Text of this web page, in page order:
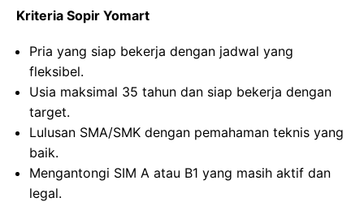
Kriteria Sopir Yomart
Pria yang siap bekerja dengan jadwal yang
fleksibel.
Usia maksimal 35 tahun dan siap bekerja dengan
target.
Lulusan SMA/SMK dengan pemahaman teknis yang
baik.
Mengantongi SIM A atau B1 yang masih aktif dan
legal.